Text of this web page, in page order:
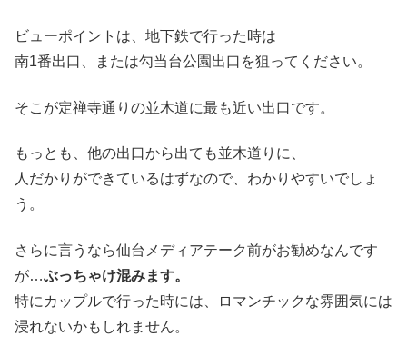
ビューポイントは、地下鉄で行った時は
南1番出口、または勾当台公園出口を狙ってください。
そこが定禅寺通りの並木道に最も近い出口です。
もっとも、他の出口から出ても並木道りに、
人だかりができているはずなので、わかりやすいでしょ
う。
さらに言うなら仙台メディアテーク前がお勧めなんです
が…ぶっちゃけ混みます。
特にカップルで行った時には、ロマンチックな雰囲気には
浸れないかもしれません。